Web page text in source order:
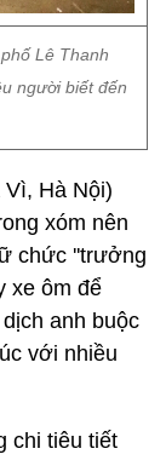
Lê Thanh
người biết đến
Hà Nội)
xóm nên
chức ''trưởng
xe ôm để
anh buộc
với nhiều
chi tiêu tiết